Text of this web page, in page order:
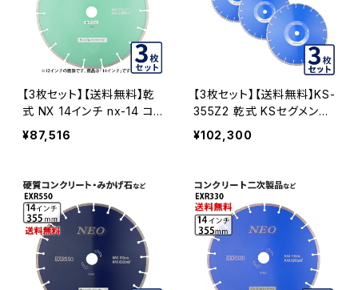
【3枚セット】【送料無料】乾
式 NX 14インチ nx-14 コン
クリート二次製品など セグ
メントタイプ NX-14-03
¥87,516
【3枚セット】【送料無料】KS-
355Z2 乾式 KSセグメント
ゼットツー 14インチ 355m
m ダイヤモンドカッター ダ
KS-355Z2-03
¥102,300